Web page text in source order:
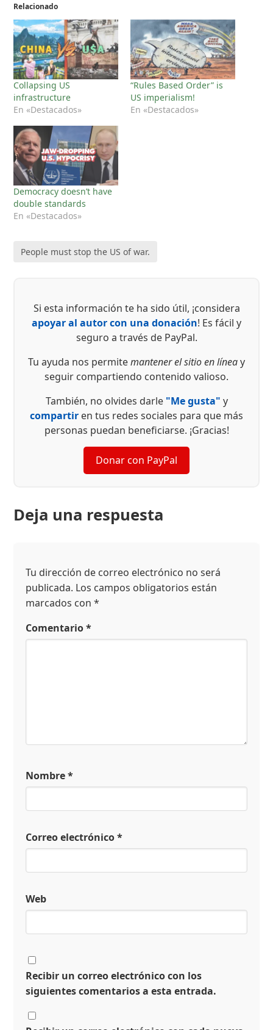
Relacionado
Collapsing US
infrastructure
En «Destacados»
“Rules Based Order” is
US imperialism!
En «Destacados»
Democracy doesn’t have
double standards
En «Destacados»
People must stop the US of war.
Si esta información te ha sido útil, ¡considera
apoyar al autor con una donación! Es fácil y
seguro a través de PayPal.
Tu ayuda nos permitemantener el sitio en líneay
seguir compartiendo contenido valioso.
También, no olvides darle "Me gusta" y
compartir en tus redes sociales para que más
personas puedan beneficiarse. ¡Gracias!
Donar con PayPal
Deja una respuesta
Tu dirección de correo electrónico no será
publicada. Los campos obligatorios están
marcados con*
Comentario*
Nombre*
Correo electrónico*
Web
Recibir un correo electrónico con los
siguientes comentarios a esta entrada.